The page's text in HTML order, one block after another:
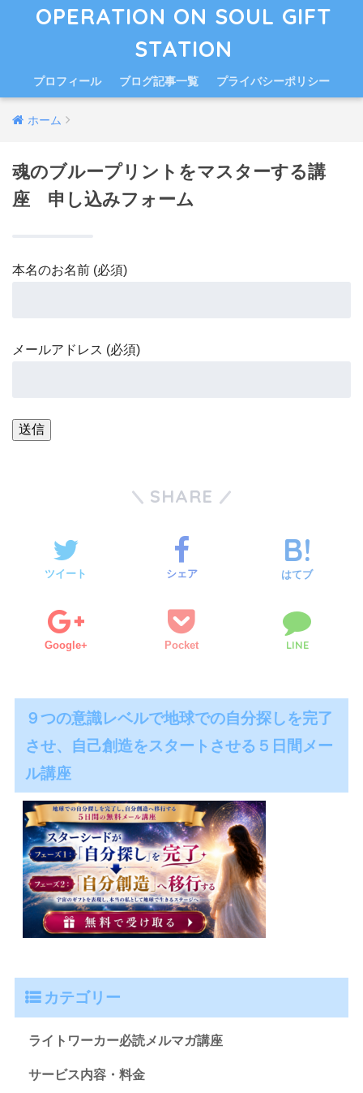
OPERATION ON SOUL GIFT
STATION
プロフィール ブログ記事一覧 プライバシーポリシー
ホーム
魂のブループリントをマスターする講
座 申し込みフォーム
本名のお名前 (必須)
メールアドレス (必須)
SHARE
ツイート シェア はてブ
Google+ Pocket LINE
９つの意識レベルで地球での自分探しを完了
させ、自己創造をスタートさせる５日間メー
ル講座
カテゴリー
ライトワーカー必読メルマガ講座
サービス内容・料金